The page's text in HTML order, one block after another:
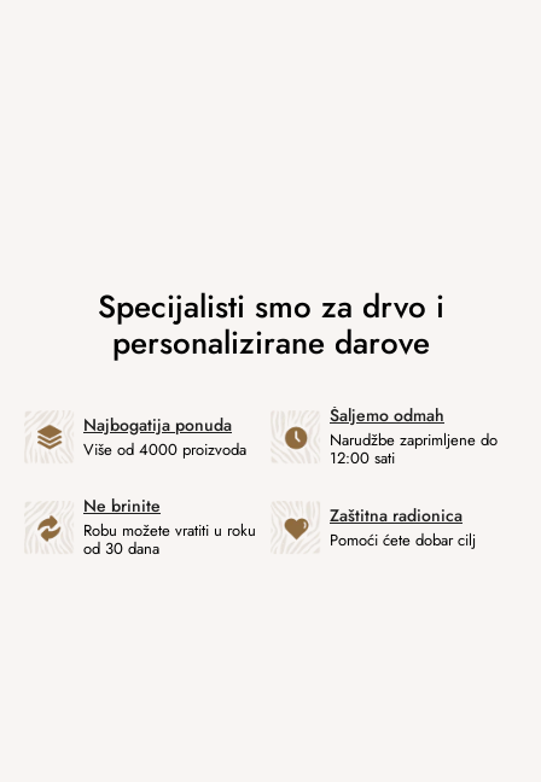
Najbogatija ponuda
Više od 4000 proizvoda
Šaljemo odmah
Narudžbe zaprimljene do
12:00 sati
Ne brinite
Robu možete vratiti u roku
od 30 dana
Zaštitna radionica
Pomoći ćete dobar cilj